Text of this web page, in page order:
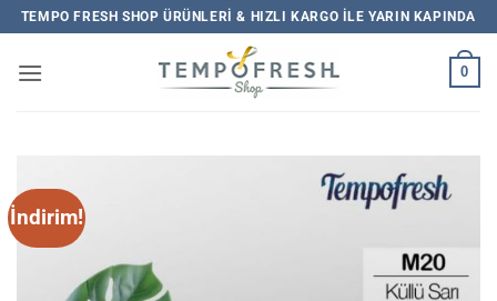
İçeriğe
atla
TEMPO FRESH SHOP ÜRÜNLERI & HIZLI KARGO ILE YARIN KAPINDA
0
İndirim!